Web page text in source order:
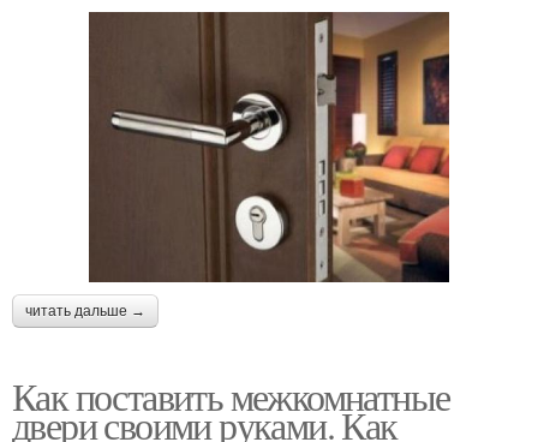
читать дальше →
Как поставить межкомнатные
двери своими руками. Как